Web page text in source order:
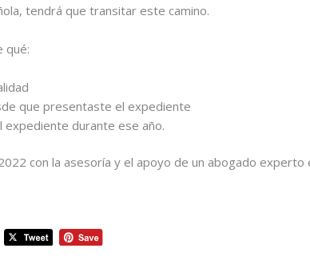
tendrá que transitar este camino.
qué:
que presentaste el expediente
expediente durante ese año.
con la asesoría y el apoyo de un abogado